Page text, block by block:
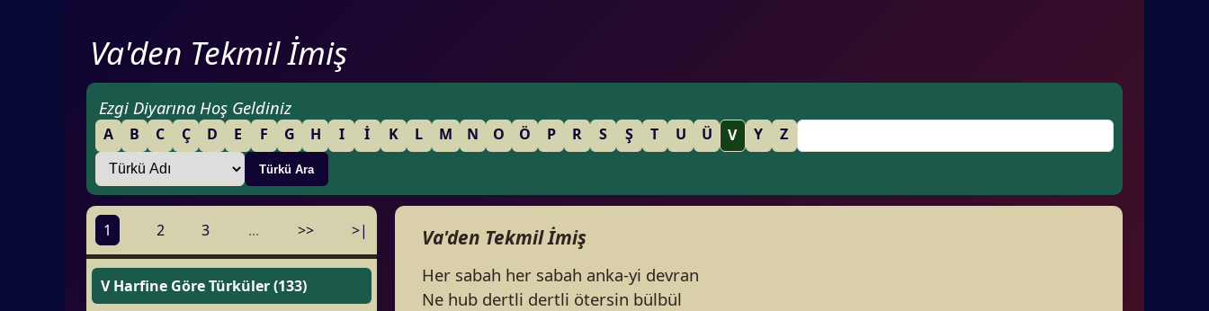
Va'den Tekmil İmiş
Ezgi Diyarına Hoş Geldiniz
A B C Ç D E F G H I İ K L M N O Ö P R S Ş T U Ü V Y Z
1 2 3 ... >> >|
V Harfine Göre Türküler (133)
Va'den Tekmil İmiş
Her sabah her sabah anka-yi devran
Ne hub dertli dertli ötersin bülbül